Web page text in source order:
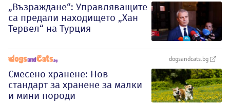
„Възраждане“: Управляващите
са предали находището „Хан
Тервел“ на Турция
dogsandcats.bg
Смесено хранене: Нов
стандарт за хранене за малки
и мини породи